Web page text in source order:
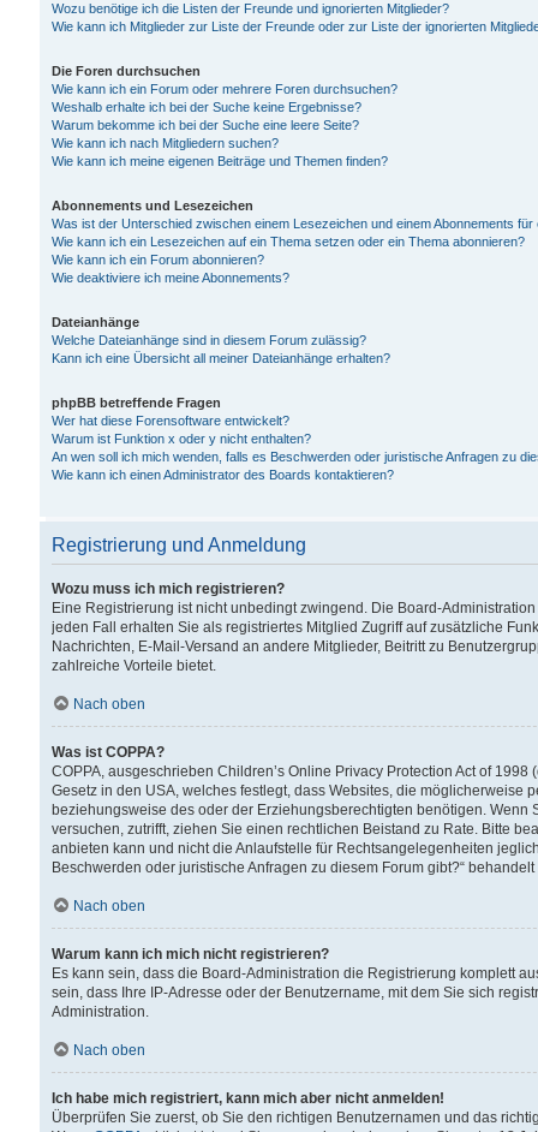
Wozu benötige ich die Listen der Freunde und ignorierten Mitglieder?
Wie kann ich Mitglieder zur Liste der Freunde oder zur Liste der ignorierten
Die Foren durchsuchen
Wie kann ich ein Forum oder mehrere Foren durchsuchen?
Weshalb erhalte ich bei der Suche keine Ergebnisse?
Warum bekomme ich bei der Suche eine leere Seite?
Wie kann ich nach Mitgliedern suchen?
Wie kann ich meine eigenen Beiträge und Themen finden?
Abonnements und Lesezeichen
Was ist der Unterschied zwischen einem Lesezeichen und einem Abonnements
Wie kann ich ein Lesezeichen auf ein Thema setzen oder ein Thema abonnieren?
Wie kann ich ein Forum abonnieren?
Wie deaktiviere ich meine Abonnements?
Dateianhänge
Welche Dateianhänge sind in diesem Forum zulässig?
Kann ich eine Übersicht all meiner Dateianhänge erhalten?
phpBB betreffende Fragen
Wer hat diese Forensoftware entwickelt?
Warum ist Funktion x oder y nicht enthalten?
An wen soll ich mich wenden, falls es Beschwerden oder juristische Anfragen zu
Wie kann ich einen Administrator des Boards kontaktieren?
Registrierung und Anmeldung
Wozu muss ich mich registrieren?
Eine Registrierung ist nicht unbedingt zwingend. Die Board-
jeden Fall erhalten Sie als registriertes Mitglied Zugriff auf zusätzliche
Nachrichten, E-Mail-Versand an andere Mitglieder, Beitritt zu
zahlreiche Vorteile bietet.
Nach oben
Was ist COPPA?
COPPA, ausgeschrieben Children’s Online Privacy Protection Act of
Gesetz in den USA, welches festlegt, dass Websites, die
beziehungsweise des oder der Erziehungsberechtigten benötigen.
versuchen, zutrifft, ziehen Sie einen rechtlichen Beistand zu Rate. Bitte
anbieten kann und nicht die Anlaufstelle für Rechtsangelegenheiten
Beschwerden oder juristische Anfragen zu diesem Forum gibt?“
Nach oben
Warum kann ich mich nicht registrieren?
Es kann sein, dass die Board-Administration die Registrierung komplett
sein, dass Ihre IP-Adresse oder der Benutzername, mit dem Sie sich
Administration.
Nach oben
Ich habe mich registriert, kann mich aber nicht anmelden!
Überprüfen Sie zuerst, ob Sie den richtigen Benutzernamen und das